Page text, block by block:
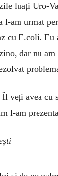
luați Uro-
l-am urmat
cu E.coli.
dar nu am
Îl veți avea cu
l-am